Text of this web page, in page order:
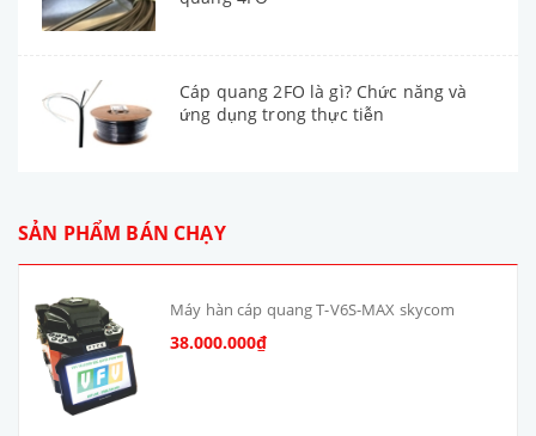
Cáp quang 2FO là gì? Chức năng và
ứng dụng trong thực tiễn
SẢN PHẨM BÁN CHẠY
Máy hàn cáp quang T-V6S-MAX skycom
38.000.000₫